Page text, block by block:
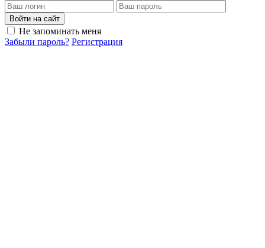
Войти на сайт
Не запоминать меня
Забыли пароль? Регистрация